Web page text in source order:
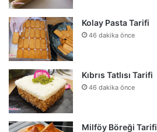
Kolay Pasta Tarifi
46 dakika önce
Kıbrıs Tatlısı Tarifi
46 dakika önce
Milföy Böreği Tarifi